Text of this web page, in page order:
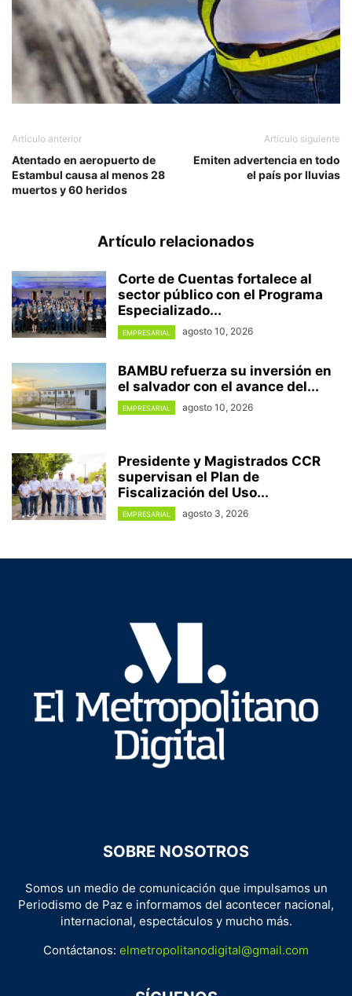
Artículo anterior
Atentado en aeropuerto de
Estambul causa al menos 28
muertos y 60 heridos
Artículo siguiente
Emiten advertencia en todo
el país por lluvias
Artículo relacionados
Corte de Cuentas fortalece al
sector público con el Programa
Especializado...
EMPRESARIAL agosto 10, 2026
BAMBU refuerza su inversión en
el salvador con el avance del...
EMPRESARIAL agosto 10, 2026
Presidente y Magistrados CCR
supervisan el Plan de
Fiscalización del Uso...
EMPRESARIAL agosto 3, 2026
SOBRE NOSOTROS
Somos un medio de comunicación que impulsamos un
Periodismo de Paz e informamos del acontecer nacional,
internacional, espectáculos y mucho más.
Contáctanos: elmetropolitanodigital@gmail.com